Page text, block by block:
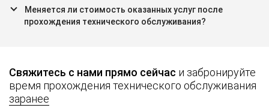
Меняется ли стоимость оказанных услуг после
прохождения технического обслуживания?
Свяжитесь с нами прямо сейчас и забронируйте
время прохождения технического обслуживания
заранее